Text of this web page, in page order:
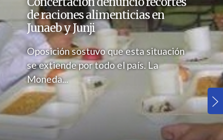
Síguenos:
de raciones alimenticias en
Junaeb y Junji
Oposición sostuvo que esta situación
se extiende por todo el país. La
Moneda...